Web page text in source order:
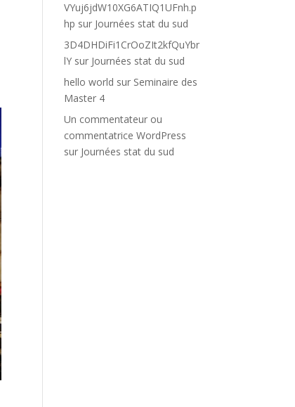
VYuj6jdW10XG6ATIQ1UFnh.p
hp sur Journées stat du sud
3D4DHDiFi1CrOoZIt2kfQuYbr
lY sur Journées stat du sud
hello world sur Seminaire des
Master 4
Un commentateur ou
commentatrice WordPress
sur Journées stat du sud